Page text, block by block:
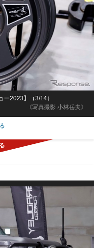
《写真撮影 小林岳夫》
ー2023】（3/14）